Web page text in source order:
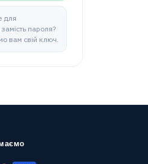
для
пароля?
вам свій ключ.